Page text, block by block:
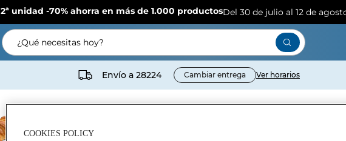
2ª unidad -70% ahorra en más de 1.000 productosDel 30 de julio al 12 de
¿Qué necesitas hoy?
Envío a 28224 Cambiar entrega Ver horarios
COOKIES POLICY